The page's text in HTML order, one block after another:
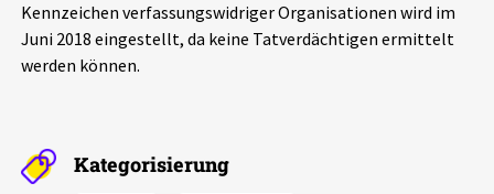
Schlaglichter
Aktuelles
Kennzeichen verfassungswidriger Organisationen wird im
Juni 2018 eingestellt, da keine Tatverdächtigen ermittelt
werden können.
Kategorisierung